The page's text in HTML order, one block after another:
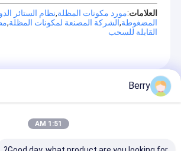
العلامات:مورد مكونات المظلة,نظام الستائر
المضغوطة,الشركة المصنعة لمكونات المظلة,
القابلة للسحب
Recommended Products
Berry
1:51 AM